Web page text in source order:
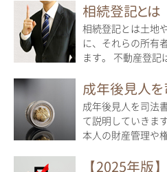
相続登記とは
相続登記とは土地
に、それらの所有
ます。 不動産登記
成年後見人
成年後見人を司法
て説明していきま
本人の財産管理や権
【2025年版